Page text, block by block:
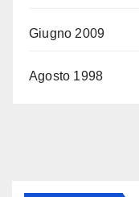
Giugno 2009
Agosto 1998